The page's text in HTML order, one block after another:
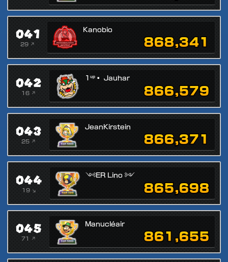
041
29 ↗
Kanobio
868,341
042
16 ↗
1ᵘᵖ▪ Jauhar
866,579
043
25 ↗
JeanKirstein
866,371
044
19 ↘
༺ER Lino ༻
865,698
045
71 ↗
Manucléair
861,655